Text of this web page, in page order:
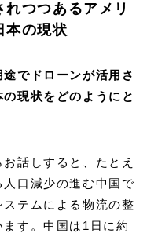
つつあるアメリ
本の現状
でドローンが活用さ
現状をどのようにと
話しすると、たとえ
口減少の進む中国で
テムによる物流の整
す。中国は1日に約